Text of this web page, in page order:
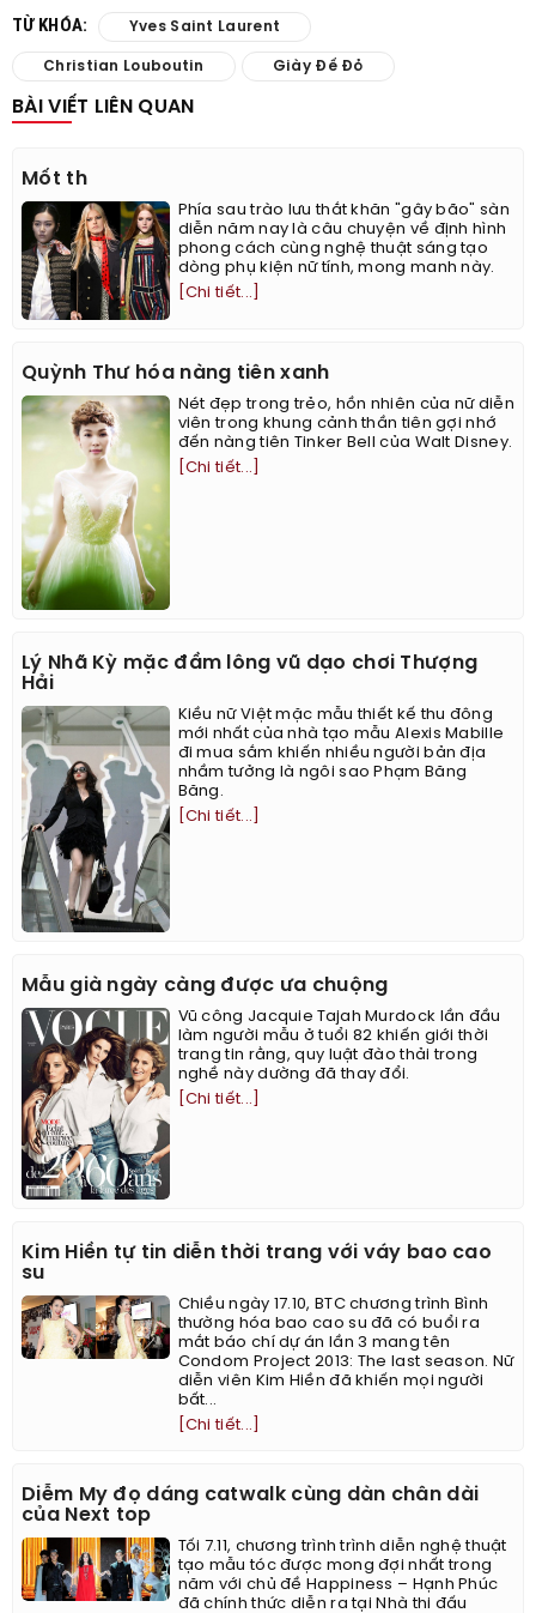
TỪ KHÓA: Yves Saint Laurent
Christian Louboutin Giày Đế Đỏ
BÀI VIẾT LIÊN QUAN
Mốt th
Phía sau trào lưu thắt khăn "gây bão" sàn
diễn năm nay là câu chuyện về định hình
phong cách cùng nghệ thuật sáng tạo
dòng phụ kiện nữ tính, mong manh này.
[Chi tiết...]
Quỳnh Thư hóa nàng tiên xanh
Nét đẹp trong trẻo, hồn nhiên của nữ diễn
viên trong khung cảnh thần tiên gợi nhớ
đến nàng tiên Tinker Bell của Walt Disney.
[Chi tiết...]
Lý Nhã Kỳ mặc đầm lông vũ dạo chơi Thượng
Hải
Kiều nữ Việt mặc mẫu thiết kế thu đông
mới nhất của nhà tạo mẫu Alexis Mabille
đi mua sắm khiến nhiều người bản địa
nhầm tưởng là ngôi sao Phạm Băng
Băng.
[Chi tiết...]
Mẫu già ngày càng được ưa chuộng
Vũ công Jacquie Tajah Murdock lần đầu
làm người mẫu ở tuổi 82 khiến giới thời
trang tin rằng, quy luật đào thải trong
nghề này dường đã thay đổi.
[Chi tiết...]
Kim Hiền tự tin diễn thời trang với váy bao cao
su
Chiều ngày 17.10, BTC chương trình Bình
thường hóa bao cao su đã có buổi ra
mắt báo chí dự án lần 3 mang tên
Condom Project 2013: The last season. Nữ
diễn viên Kim Hiền đã khiến mọi người
bất...
[Chi tiết...]
Diễm My đọ dáng catwalk cùng dàn chân dài
của Next top
Tối 7.11, chương trình trình diễn nghệ thuật
tạo mẫu tóc được mong đợi nhất trong
năm với chủ đề Happiness – Hạnh Phúc
đã chính thức diễn ra tại Nhà thi đấu